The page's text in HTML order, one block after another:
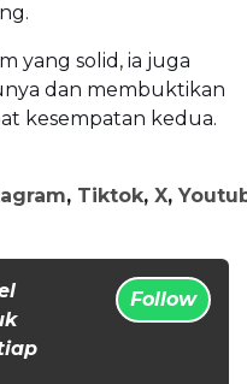
yang solid, ia juga
dan membuktikan
kesempatan kedua.
, Tiktok, X,
Follow